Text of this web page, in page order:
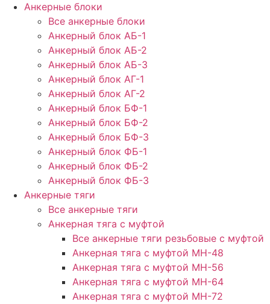
Анкерные блоки
Все анкерные блоки
Анкерный блок АБ-1
Анкерный блок АБ-2
Анкерный блок АБ-3
Анкерный блок АГ-1
Анкерный блок АГ-2
Анкерный блок БФ-1
Анкерный блок БФ-2
Анкерный блок БФ-3
Анкерный блок ФБ-1
Анкерный блок ФБ-2
Анкерный блок ФБ-3
Анкерные тяги
Все анкерные тяги
Анкерная тяга с муфтой
Все анкерные тяги резьбовые с муфтой
Анкерная тяга с муфтой МН-48
Анкерная тяга с муфтой МН-56
Анкерная тяга с муфтой МН-64
Анкерная тяга с муфтой МН-72